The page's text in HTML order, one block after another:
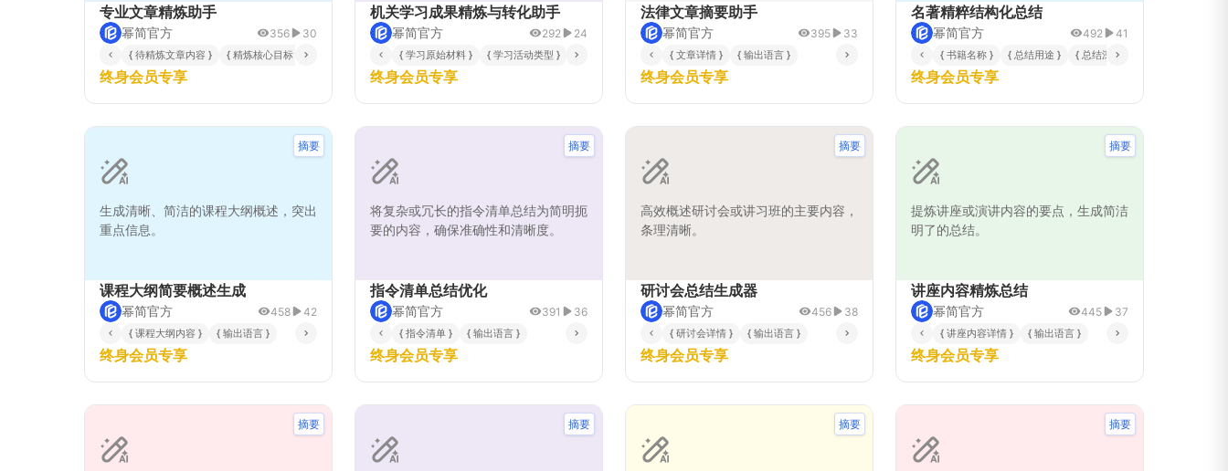
专业文章精炼助手
幂简官方 356 30
{ 待精炼文章内容 } { 精炼核心目标 } { 目标字数比例 } { 内容专业领域 } { 需特别保留的信息类型 } { 需省略的信息类型 } { 特定格式要求 }
终身会员专享
机关学习成果精炼与转化助手
幂简官方 292 24
{ 学习原始材料 } { 学习活动类型 } { 总结核心目标 } { 关联工作领域 } { 期望重点突出的维度 } { 特定格式或风格要求 }
终身会员专享
法律文章摘要助手
幂简官方 395 33
{ 文章详情 } { 输出语言 }
终身会员专享
生成结构清晰、重点突出的总结报告。
特别适合教育工作者、文学爱好者及学
生用于备课、分享或高效阅读，确保在
短时间内掌握名著精髓。
名著精粹结构化总结
幂简官方 492 41
{ 书籍名称 } { 总结用途 } { 总结深度 }
终身会员专享
生成清晰、简洁的课程大纲概述，突出
重点信息。
摘要
课程大纲简要概述生成
幂简官方 458 42
{ 课程大纲内容 } { 输出语言 }
终身会员专享
将复杂或冗长的指令清单总结为简明扼
要的内容，确保准确性和清晰度。
摘要
指令清单总结优化
幂简官方 391 36
{ 指令清单 } { 输出语言 }
终身会员专享
高效概述研讨会或讲习班的主要内容，
条理清晰。
摘要
研讨会总结生成器
幂简官方 456 38
{ 研讨会详情 } { 输出语言 }
终身会员专享
提炼讲座或演讲内容的要点，生成简洁
明了的总结。
摘要
讲座内容精炼总结
幂简官方 445 37
{ 讲座内容详情 } { 输出语言 }
终身会员专享
摘要 摘要 摘要 摘要